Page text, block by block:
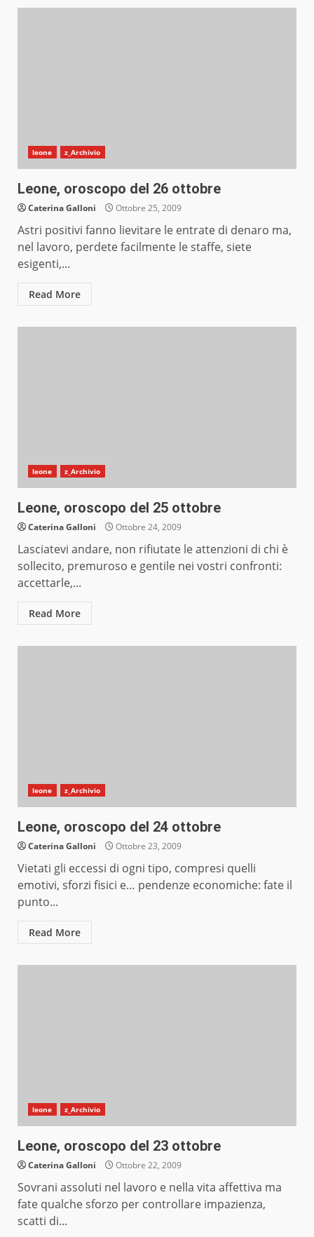
leone z_Archivio
Leone, oroscopo del 26 ottobre
Caterina Galloni Ottobre 25, 2009
Astri positivi fanno lievitare le entrate di denaro ma,
nel lavoro, perdete facilmente le staffe, siete
esigenti,...
Read More
leone z_Archivio
Leone, oroscopo del 25 ottobre
Caterina Galloni Ottobre 24, 2009
Lasciatevi andare, non rifiutate le attenzioni di chi è
sollecito, premuroso e gentile nei vostri confronti:
accettarle,...
Read More
leone z_Archivio
Leone, oroscopo del 24 ottobre
Caterina Galloni Ottobre 23, 2009
Vietati gli eccessi di ogni tipo, compresi quelli
emotivi, sforzi fisici e… pendenze economiche: fate il
punto...
Read More
leone z_Archivio
Leone, oroscopo del 23 ottobre
Caterina Galloni Ottobre 22, 2009
Sovrani assoluti nel lavoro e nella vita affettiva ma
fate qualche sforzo per controllare impazienza,
scatti di...